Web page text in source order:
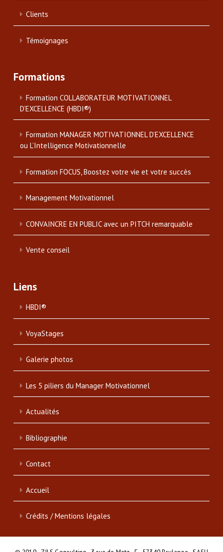
Clients
Témoignages
Formations
Formation COLLABORATEUR MOTIVATIONNEL
D’EXCELLENCE (HBDI®)
Formation MANAGER MOTIVATIONNEL D’EXCELLENCE
ou L’Intelligence Motivationnelle
Formation FOCUS, Boostez votre vie et votre succès
Management Motivationnel
CONVAINCRE EN PUBLIC avec un PITCH remarquable
Vente conseil
Liens
HBDI®
VoyaStages
Galerie photos
Les 5 piliers du Manager Motivationnel
Actualités
Bibliographie
Contact
Accueil
Crédits / Mentions légales